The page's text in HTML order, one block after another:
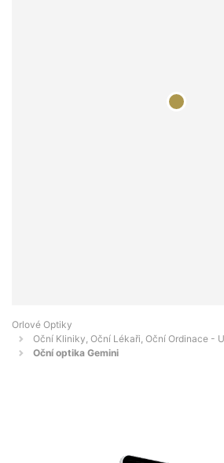
Orlové Optiky
Oční Kliniky, Oční Lékaři, Oční Ordinace -
Oční optika Gemini